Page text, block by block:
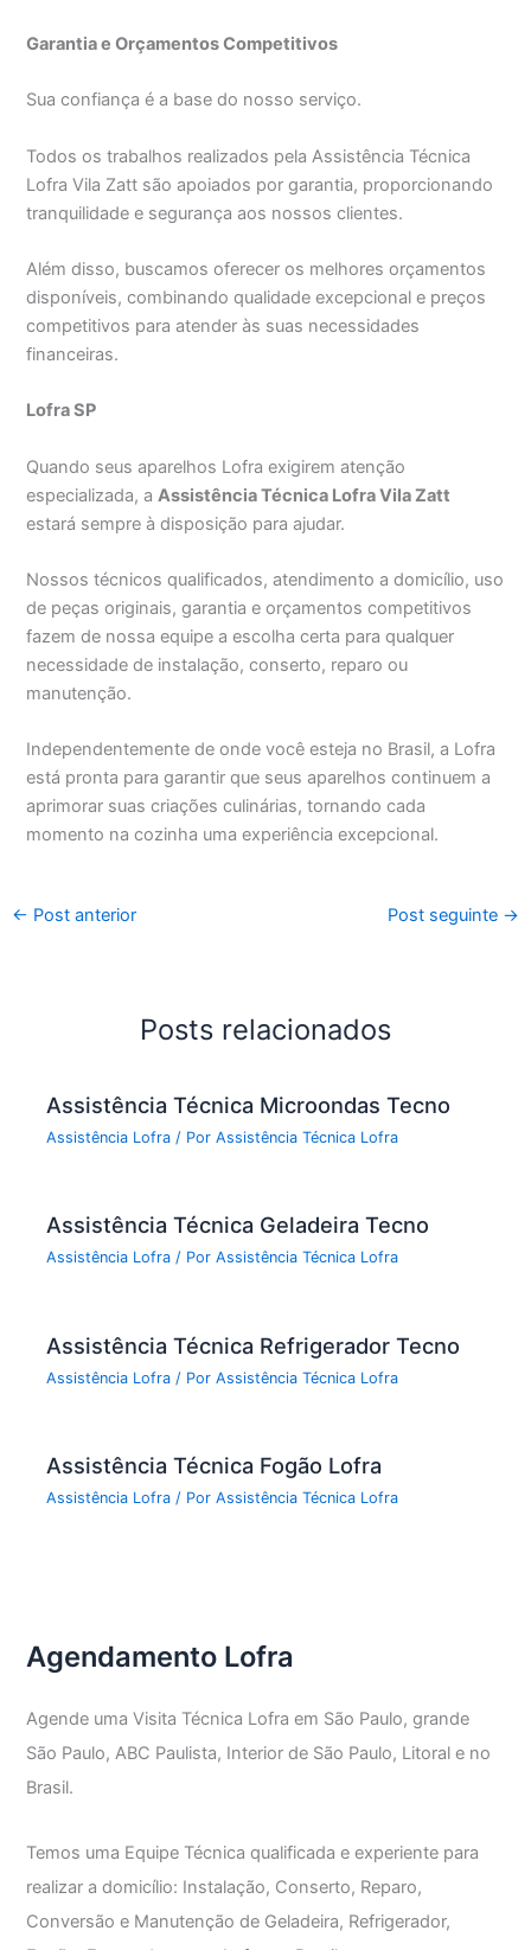
Garantia e Orçamentos Competitivos
Sua confiança é a base do nosso serviço.
Todos os trabalhos realizados pela Assistência Técnica
Lofra Vila Zatt são apoiados por garantia, proporcionando
tranquilidade e segurança aos nossos clientes.
Além disso, buscamos oferecer os melhores orçamentos
disponíveis, combinando qualidade excepcional e preços
competitivos para atender às suas necessidades
financeiras.
Lofra SP
Quando seus aparelhos Lofra exigirem atenção
especializada, a Assistência Técnica Lofra Vila Zatt
estará sempre à disposição para ajudar.
Nossos técnicos qualificados, atendimento a domicílio, uso
de peças originais, garantia e orçamentos competitivos
fazem de nossa equipe a escolha certa para qualquer
necessidade de instalação, conserto, reparo ou
manutenção.
Independentemente de onde você esteja no Brasil, a Lofra
está pronta para garantir que seus aparelhos continuem a
aprimorar suas criações culinárias, tornando cada
momento na cozinha uma experiência excepcional.
← Post anterior Post seguinte →
Posts relacionados
Assistência Técnica Microondas Tecno
Assistência Lofra / PorAssistência Técnica Lofra
Assistência Técnica Geladeira Tecno
Assistência Lofra / PorAssistência Técnica Lofra
Assistência Técnica Refrigerador Tecno
Assistência Lofra / PorAssistência Técnica Lofra
Assistência Técnica Fogão Lofra
Assistência Lofra / PorAssistência Técnica Lofra
Agendamento Lofra
Agende uma Visita Técnica Lofra em São Paulo, grande
São Paulo, ABC Paulista, Interior de São Paulo, Litoral e no
Brasil.
Temos uma Equipe Técnica qualificada e experiente para
realizar a domicílio: Instalação, Conserto, Reparo,
Conversão e Manutenção de Geladeira, Refrigerador,